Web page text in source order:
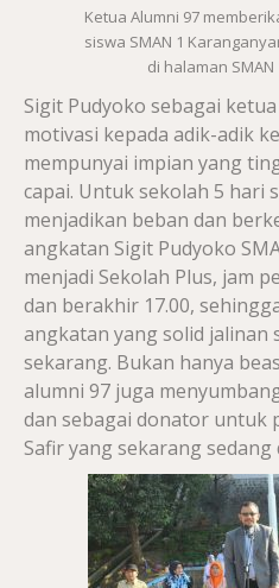
Ketua Alumni 97
siswa SMAN 1
di halaman
Sigit Pudyoko sebagai
motivasi kepada adik-adik
mempunyai impian yang
capai. Untuk sekolah 5 hari
menjadikan beban dan
angkatan Sigit Pudyoko
menjadi Sekolah Plus, jam
dan berakhir 17.00,
angkatan yang solid jalinan
sekarang. Bukan hanya
alumni 97 juga
dan sebagai donator untuk
Safir yang sekarang sedang